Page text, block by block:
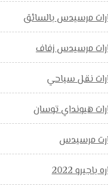
مرسيدس بالسائق
مرسيدس زفاف
نقل سياحي
هيونداي توسان
مرسيدس
2022